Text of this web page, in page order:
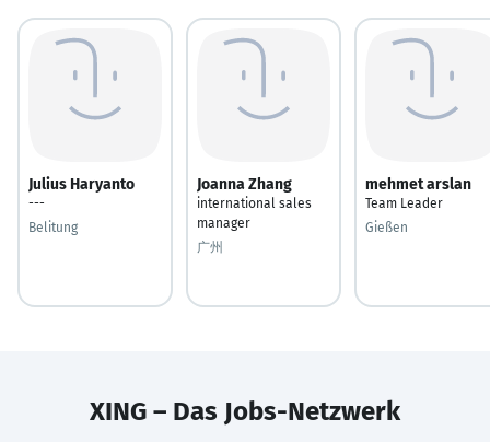
Julius Haryanto
---
Belitung
Joanna Zhang
international sales
manager
广州
mehmet arslan
Team Leader
Gießen
XING – Das Jobs-Netzwerk